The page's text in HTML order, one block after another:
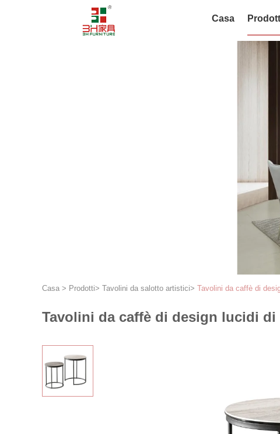
Casa
Casa > Prodotti> Tavolini da salotto artistici> Tavolini da caffè di
Tavolini da caffè di design lucidi